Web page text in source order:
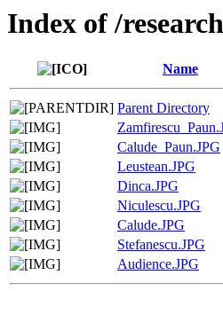
Index of /
Name
Parent Directory
Calude_Paun.JPG
Leustean.JPG
Dinca.JPG
Niculescu.JPG
Calude.JPG
Stefanescu.JPG
Audience.JPG